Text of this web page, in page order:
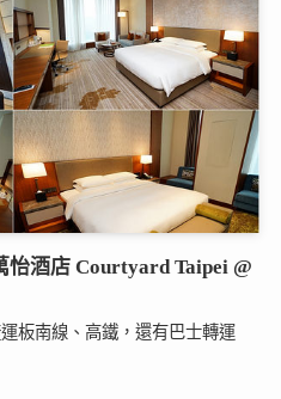
怡酒店 Courtyard Taipei @
板南線、高鐵，還有巴士轉運